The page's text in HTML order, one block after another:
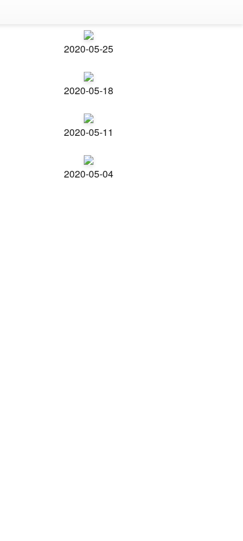
2020-05-25
2020-05-18
2020-05-11
2020-05-04